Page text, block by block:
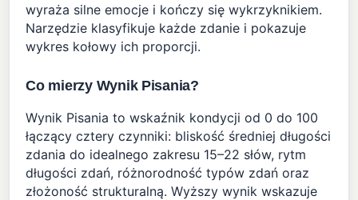
wyraża silne emocje i kończy się wykrzyknikiem.
Narzędzie klasyfikuje każde zdanie i pokazuje
wykres kołowy ich proporcji.
Co mierzy Wynik Pisania?
Wynik Pisania to wskaźnik kondycji od 0 do 100
łączący cztery czynniki: bliskość średniej długości
zdania do idealnego zakresu 15–22 słów, rytm
długości zdań, różnorodność typów zdań oraz
złożoność strukturalną. Wyższy wynik wskazuje